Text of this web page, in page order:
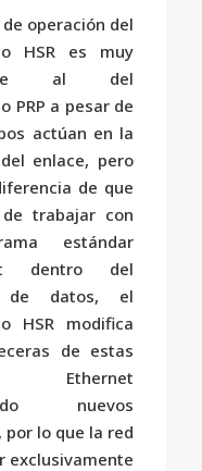
de operación del
HSR es muy
al del
PRP a pesar de
actúan en la
enlace, pero
de que
trabajar con
estándar
dentro del
de datos, el
HSR modifica
de estas
Ethernet
nuevos
por lo que la red
exclusivamente